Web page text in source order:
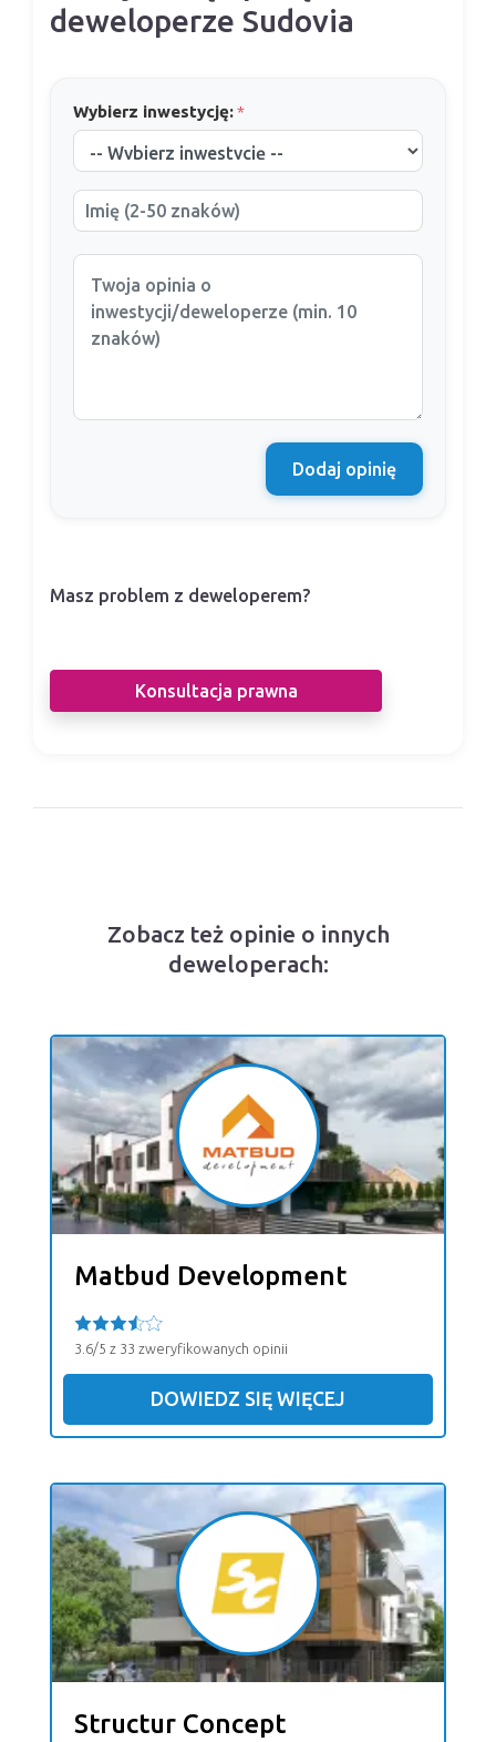
deweloperze Sudovia
Wybierz inwestycję:*
Dodaj opinię
Masz problem z deweloperem?
Konsultacja prawna
Zobacz też opinie o innych
deweloperach:
Matbud Development
3.6/5 z 33 zweryfikowanych opinii
DOWIEDZ SIĘ WIĘCEJ
Structur Concept